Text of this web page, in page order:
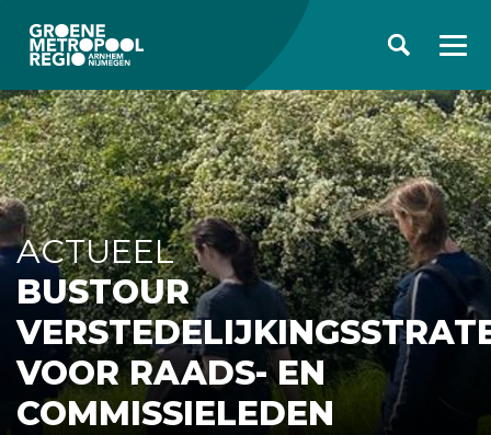
ACTUEEL
BUSTOUR
VOOR RAADS- EN
COMMISSIELEDEN